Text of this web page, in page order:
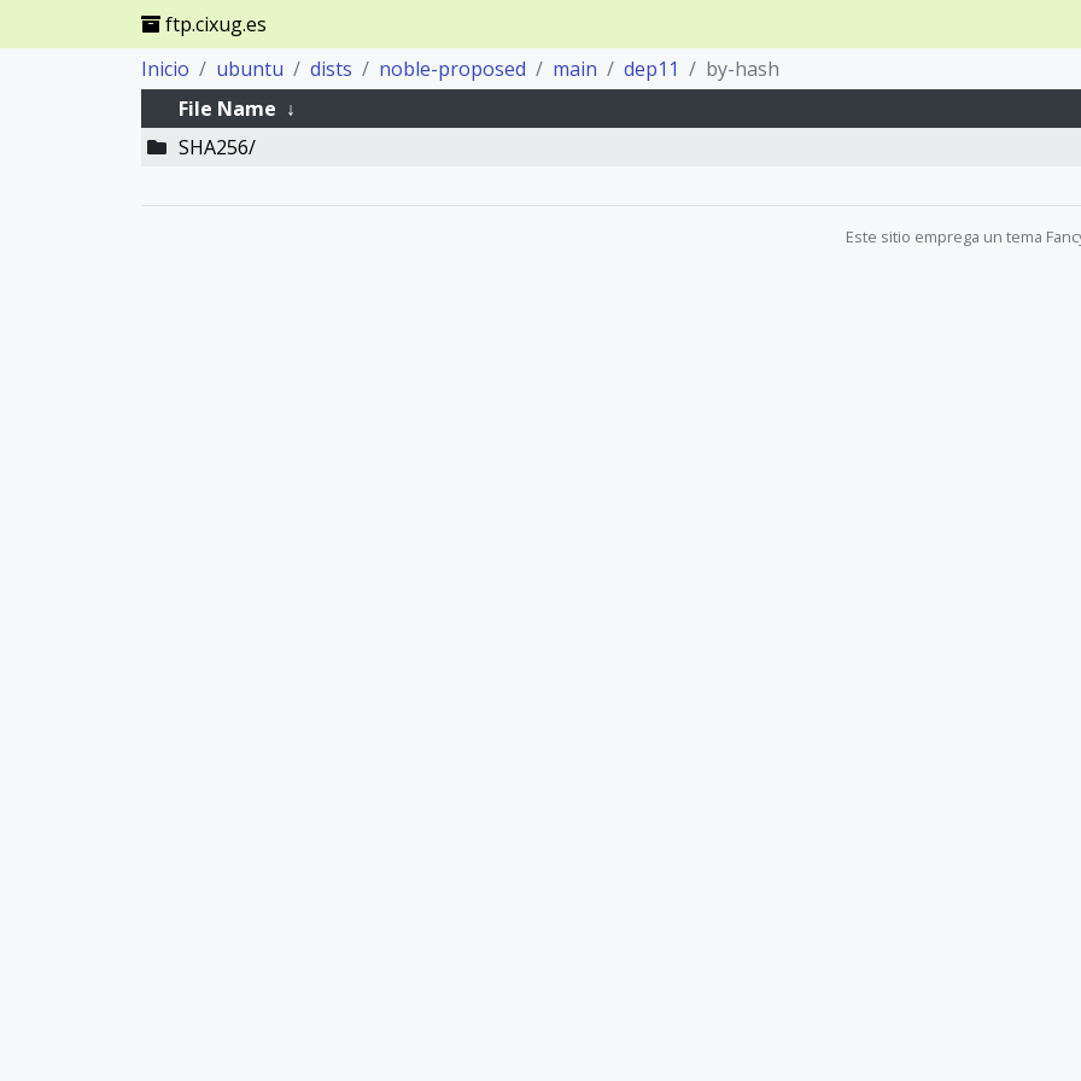
ftp.cixug.es
Inicio
ubuntu dists noble-proposed main dep11
by-hash
File Name ↓
SHA256/
Este sitio emprega un tema